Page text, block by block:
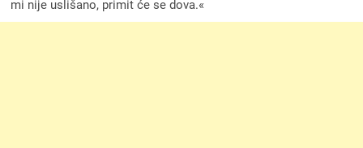
mi nije uslišano, primit će se dova.«